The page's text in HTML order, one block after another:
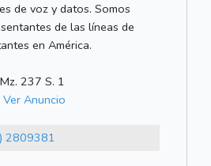
de voz y datos. Somos
de las líneas de
en América.
237 S. 1
Ver Anuncio
2809381